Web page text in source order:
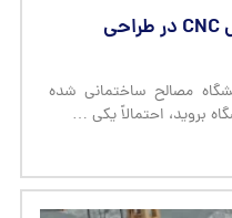
فناوری چاپ دیجیتال و برش CNC در طراحی
مصالح ساختمانی شده
بروید، احتمالاً یکی …